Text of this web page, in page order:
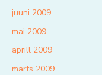
juuni 2009
mai 2009
aprill 2009
märts 2009